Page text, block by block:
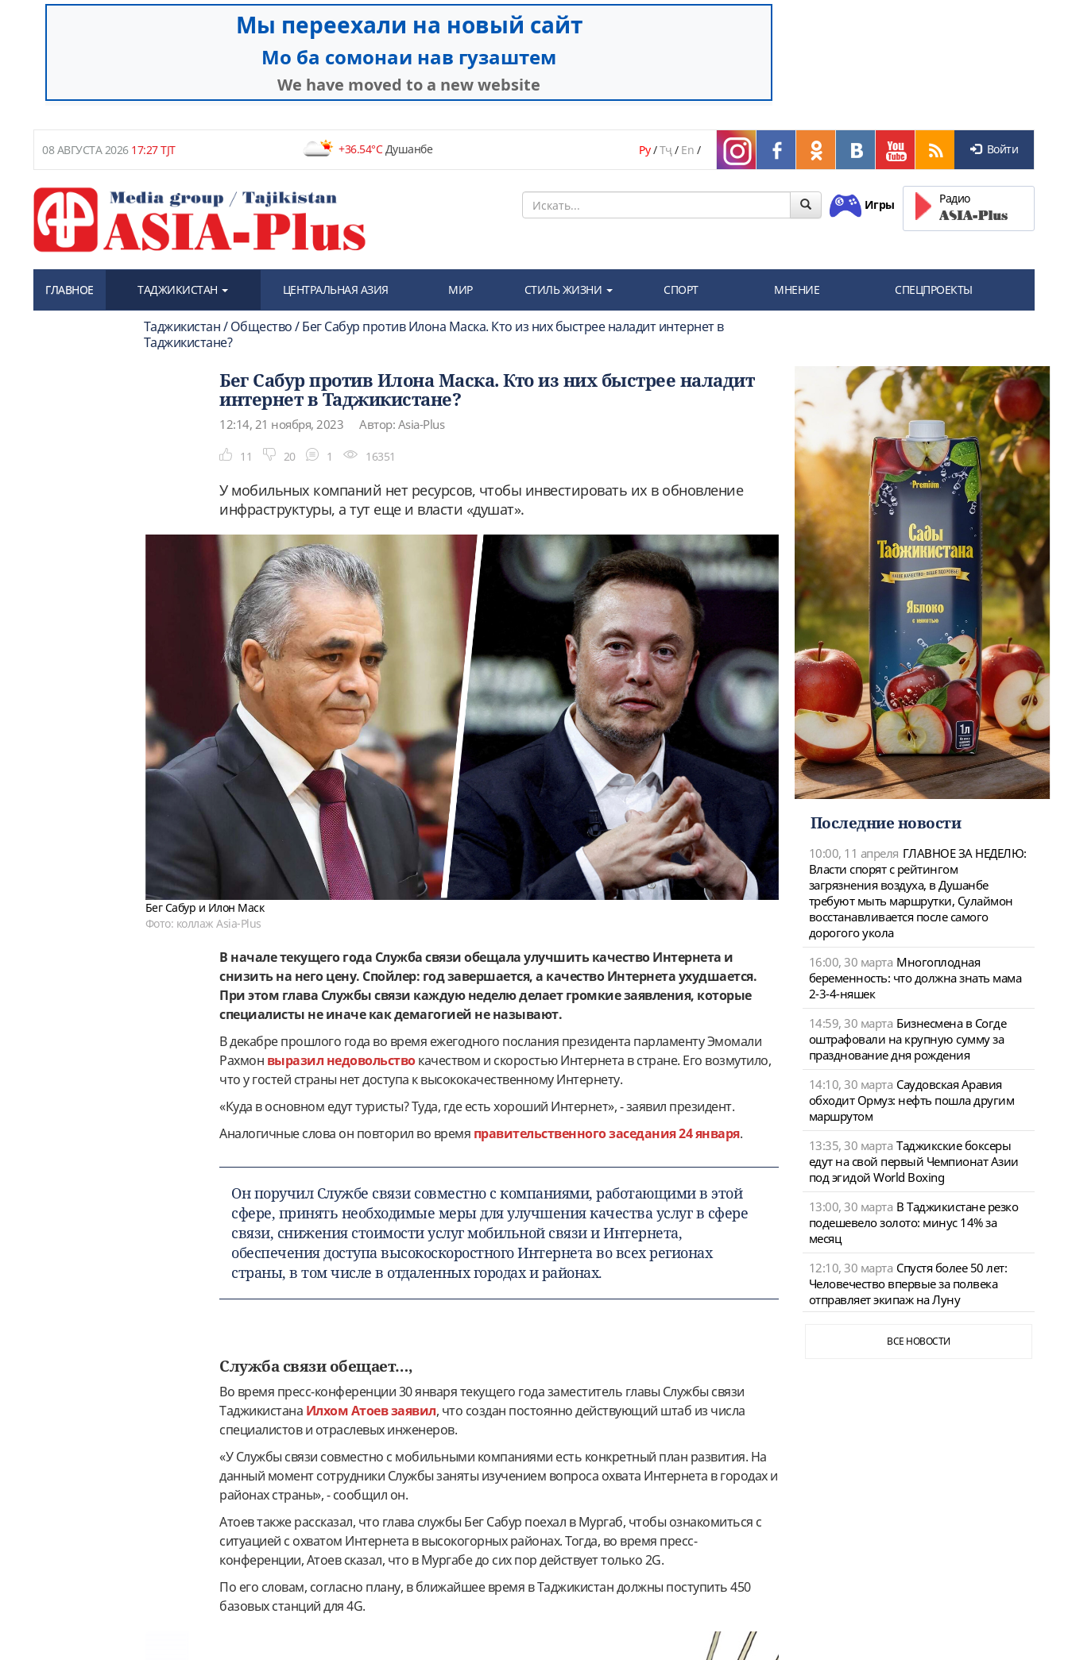
08 АВГУСТА 202617:27 TJT +36.54°CДушанбе Ру/Тҷ/ En / Войти
Игры Радио
ГЛАВНОЕ ТАДЖИКИСТАН ЦЕНТРАЛЬНАЯ АЗИЯ МИР СТИЛЬ ЖИЗНИ СПОРТ МНЕНИЕ СПЕЦПРОЕКТЫ
Таджикистан / Общество / Бег Сабур против Илона Маска. Кто из них быстрее наладит интернет в
Таджикистане?
Бег Сабур против Илона Маска. Кто из них быстрее наладит
интернет в Таджикистане?
12:14, 21 ноября, 2023 Автор: Asia-Plus
11 20 1 16351
У мобильных компаний нет ресурсов, чтобы инвестировать их в обновление
инфраструктуры, а тут еще и власти «душат».
Бег Сабур и Илон Маск
Фото: коллаж Asia-Plus
В начале текущего года Служба связи обещала улучшить качество Интернета и
снизить на него цену. Спойлер: год завершается, а качество Интернета ухудшается.
При этом глава Службы связи каждую неделю делает громкие заявления, которые
специалисты не иначе как демагогией не называют.
В декабре прошлого года во время ежегодного послания президента парламенту Эмомали
Рахмон выразил недовольствокачеством и скоростью Интернета в стране. Его возмутило,
что у гостей страны нет доступа к высококачественному Интернету.
«Куда в основном едут туристы? Туда, где есть хороший Интернет», - заявил президент.
Аналогичные слова он повторил во время правительственного заседания 24 января.
Он поручил Службе связи совместно с компаниями, работающими в этой
сфере, принять необходимые меры для улучшения качества услуг в сфере
связи, снижения стоимости услуг мобильной связи и Интернета,
обеспечения доступа высокоскоростного Интернета во всех регионах
страны, в том числе в отдаленных городах и районах.
Служба связи обещает…,
Во время пресс-конференции 30 января текущего года заместитель главы Службы связи
Таджикистана Илхом Атоев заявил, что создан постоянно действующий штаб из числа
специалистов и отраслевых инженеров.
«У Службы связи совместно с мобильными компаниями есть конкретный план развития. На
данный момент сотрудники Службы заняты изучением вопроса охвата Интернета в городах и
районах страны», - сообщил он.
Атоев также рассказал, что глава службы Бег Сабур поехал в Мургаб, чтобы ознакомиться с
ситуацией с охватом Интернета в высокогорных районах. Тогда, во время пресс-
конференции, Атоев сказал, что в Мургабе до сих пор действует только 2G.
По его словам, согласно плану, в ближайшее время в Таджикистан должны поступить 450
базовых станций для 4G.
Последние новости
10:00, 11 апреля ГЛАВНОЕ ЗА НЕДЕЛЮ:
Власти спорят с рейтингом
загрязнения воздуха, в Душанбе
требуют мыть маршрутки, Сулаймон
восстанавливается после самого
дорогого укола
16:00, 30 марта Многоплодная
беременность: что должна знать мама
2-3-4-няшек
14:59, 30 марта Бизнесмена в Согде
оштрафовали на крупную сумму за
празднование дня рождения
14:10, 30 марта Саудовская Аравия
обходит Ормуз: нефть пошла другим
маршрутом
13:35, 30 марта Таджикские боксеры
едут на свой первый Чемпионат Азии
под эгидой World Boxing
13:00, 30 марта В Таджикистане резко
подешевело золото: минус 14% за
месяц
12:10, 30 марта Спустя более 50 лет:
Человечество впервые за полвека
отправляет экипаж на Луну
ВСЕ НОВОСТИ